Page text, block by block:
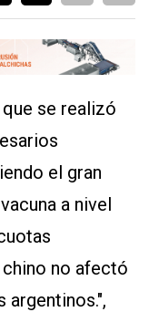
que se realizó
el gran
a nivel
no afectó